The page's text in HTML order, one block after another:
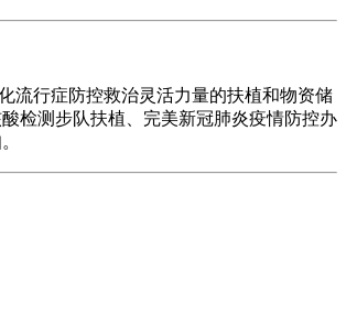
行症防控救治灵活力量的扶植和物资储
检测步队扶植、完美新冠肺炎疫情防控办